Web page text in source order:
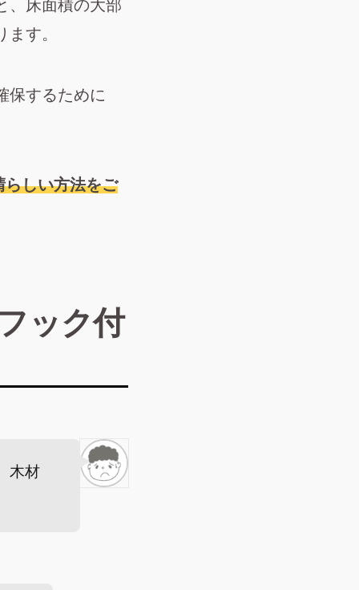
、床面積の大部
す。
保するために
らしい方法をご
ック付
木材